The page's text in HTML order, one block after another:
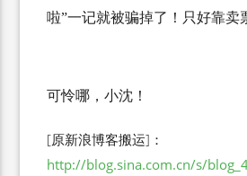
啦”一记就被骗掉了！只好靠卖
可怜哪，小沈！
[原新浪博客搬运]：
http://blog.sina.com.cn/s/